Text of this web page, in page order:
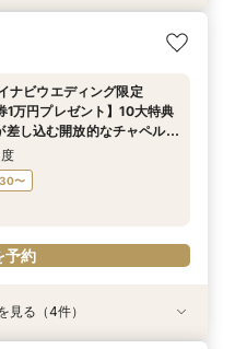
無料】洗練＆シンプル貸切
〜
約
典付】アットホームな少人
〜
約
ナビウエディング限定
万円プレゼント】10大特典
差し込む開放的なチャペル＆
披露宴会場を見学×シェフ
〜
予約
見る（4件）